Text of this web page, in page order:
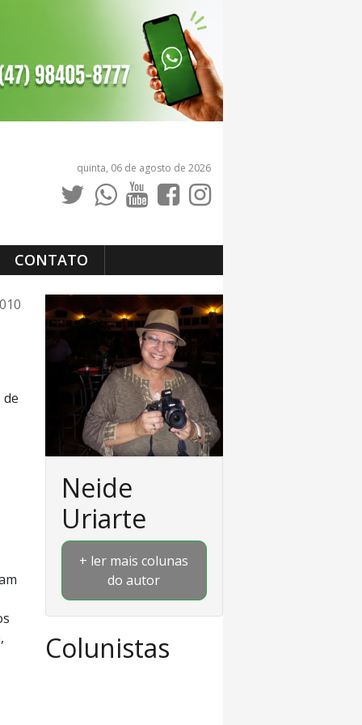
quinta, 06 de agosto de 2026
CONTATO
Neide
Uriarte
+ ler mais colunas
do autor
Colunistas